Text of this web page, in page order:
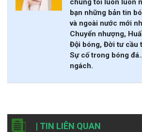
chúng tôi luôn luôn
bạn những bản tin
và ngoài nước mới
Chuyển nhượng,
Đội bóng, Đời tư cầu
Sự cố trong bóng
ngách.
| TIN LIÊN QUAN